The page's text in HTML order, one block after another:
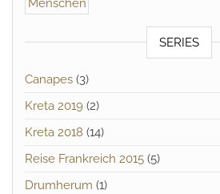
SERIES
Canapes (3)
Kreta 2019 (2)
Kreta 2018 (14)
Reise Frankreich 2015 (5)
Drumherum (1)